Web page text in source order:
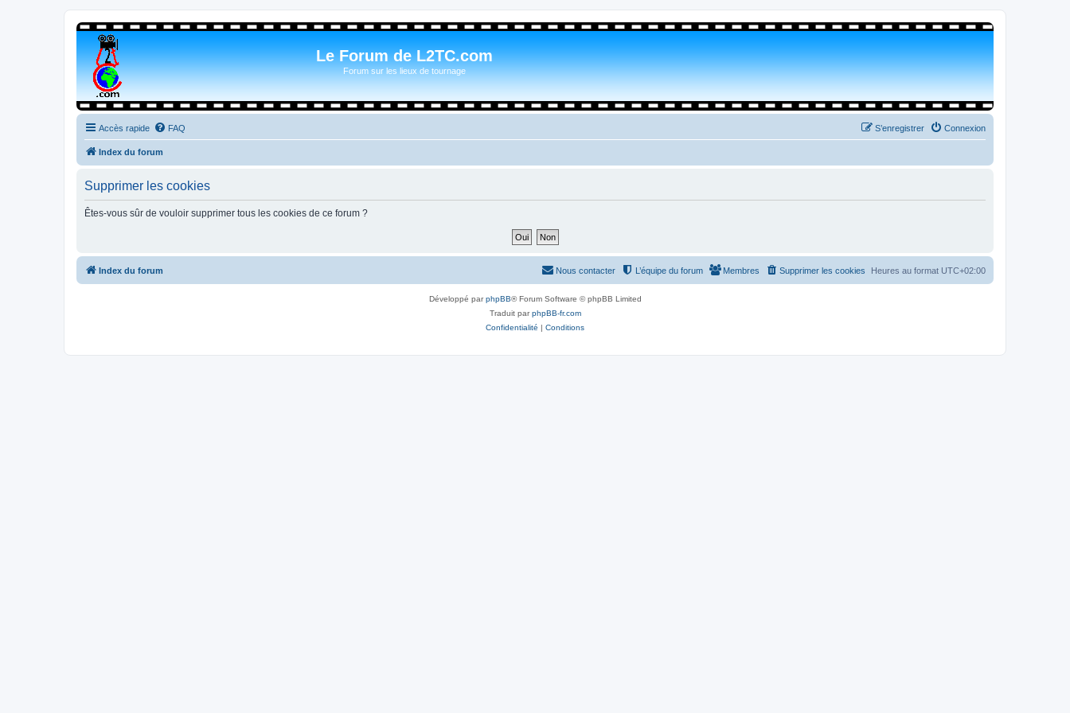
Le Forum de L2TC.com
Forum sur les lieux de tournage
Accès rapide FAQ Connexion
S’enregistrer
Index du forum
Supprimer les cookies
Êtes-vous sûr de vouloir supprimer tous les cookies de ce forum ?
Index du forum Heures au format UTC+02:00
Supprimer les cookies
Membres
L’équipe du forum
Nous contacter
Développé parphpBB® Forum Software © phpBB Limited
Traduit parphpBB-fr.com
Confidentialité | Conditions